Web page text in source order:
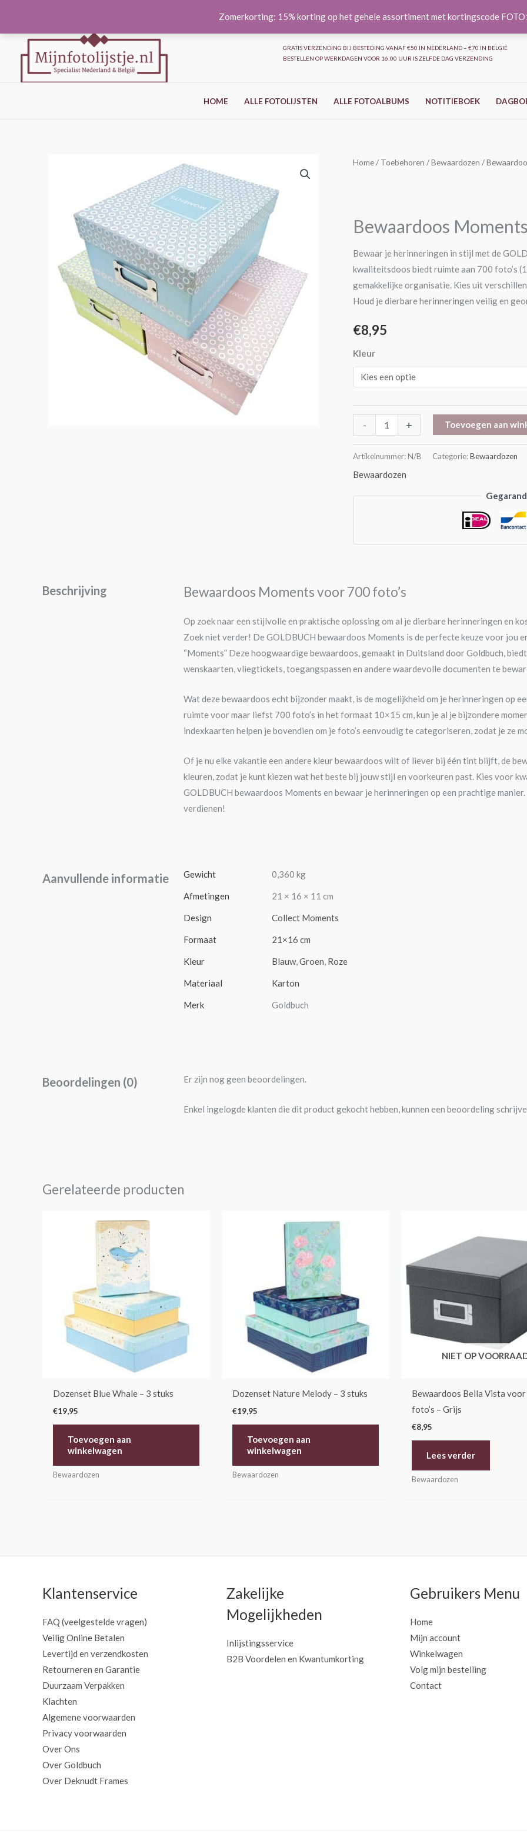
Zomerkorting: 15% korting op het gehele assortiment met kortingscode
inhoud
GRATIS VERZENDING BIJ BESTEDING VANAF €50 IN NEDERLAND – €70 IN BELGIË
BESTELLEN OP WERKDAGEN VOOR 16:00 UUR IS ZELFDE DAG VERZENDING
HOME ALLE FOTOLIJSTEN ALLE FOTOALBUMS NOTITIEBOEK
Home/ Toebehoren /Bewaardozen /
Bewaardoos
Bewaar je herinneringen in stijl met de
kwaliteitsdoos biedt ruimte aan 700 foto’s
gemakkelijke organisatie. Kies uit
Houd je dierbare herinneringen veilig en
€8,95
Kleur
-
Bewaardoos
foto's
+ Toevoegen aan
Artikelnummer:N/B Categorie:Bewaardozen
Bewaardozen
Beschrijving Bewaardoos Moments voor 700 foto’s
Op zoek naar een stijlvolle en praktische oplossing om al je dierbare herinneringen en
Zoek niet verder! De GOLDBUCH bewaardoos Moments is de perfecte keuze voor jou
“Moments” Deze hoogwaardige bewaardoos, gemaakt in Duitsland door Goldbuch,
wenskaarten, vliegtickets, toegangspassen en andere waardevolle documenten te
Wat deze bewaardoos echt bijzonder maakt, is de mogelijkheid om je herinneringen op
ruimte voor maar liefst 700 foto’s in het formaat 10×15 cm, kun je al je bijzondere
indexkaarten helpen je bovendien om je foto’s eenvoudig te categoriseren, zodat je ze
Of je nu elke vakantie een andere kleur bewaardoos wilt of liever bij één tint blijft, de
kleuren, zodat je kunt kiezen wat het beste bij jouw stijl en voorkeuren past. Kies voor
GOLDBUCH bewaardoos Moments en bewaar je herinneringen op een prachtige
verdienen!
Aanvullende informatie Gewicht 0,360 kg
Afmetingen 21 × 16 × 11 cm
Design Collect Moments
Formaat 21×16 cm
Kleur Blauw,Groen, Roze
Materiaal Karton
Merk Goldbuch
Beoordelingen (0) Er zijn nog geen beoordelingen.
Enkel ingelogde klanten die dit product gekocht hebben, kunnen een beoordeling
Gerelateerde producten
Dozenset Blue Whale – 3 stuks
€19,95
Toevoegen aan
winkelwagen
Bewaardozen
Dozenset Nature Melody – 3 stuks
€19,95
Toevoegen aan
winkelwagen
Bewaardozen
NIET OP
Bewaardoos Bella Vista
foto’s – Grijs
€8,95
Lees verder
Bewaardozen
Klantenservice
FAQ (veelgestelde vragen)
Veilig Online Betalen
Levertijd en verzendkosten
Retourneren en Garantie
Duurzaam Verpakken
Klachten
Algemene voorwaarden
Privacy voorwaarden
Over Ons
Over Goldbuch
Over Deknudt Frames
Zakelijke
Mogelijkheden
Inlijstingsservice
B2B Voordelen en Kwantumkorting
Gebruikers Menu
Home
Mijn account
Winkelwagen
Volg mijn bestelling
Contact